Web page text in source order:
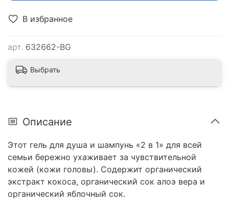
В избранное
арт. 632662-BG
Выбрать
Описание
Этот гель для душа и шампунь «2 в 1» для всей
семьи бережно ухаживает за чувствительной
кожей (кожи головы). Содержит органический
экстракт кокоса, органический сок алоэ вера и
органический яблочный сок.